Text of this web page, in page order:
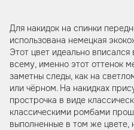
Для накидок на спинки
использована немецкая
Этот цвет идеально
всему, именно этот оттенок
заметны следы, как на
или чёрном. На накидках
прострочка в виде
классическими ромбами
выполненные в том же цвете,